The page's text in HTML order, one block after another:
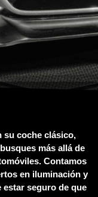
su coche clásico,
más allá de
Contamos
en iluminación y
seguro de que